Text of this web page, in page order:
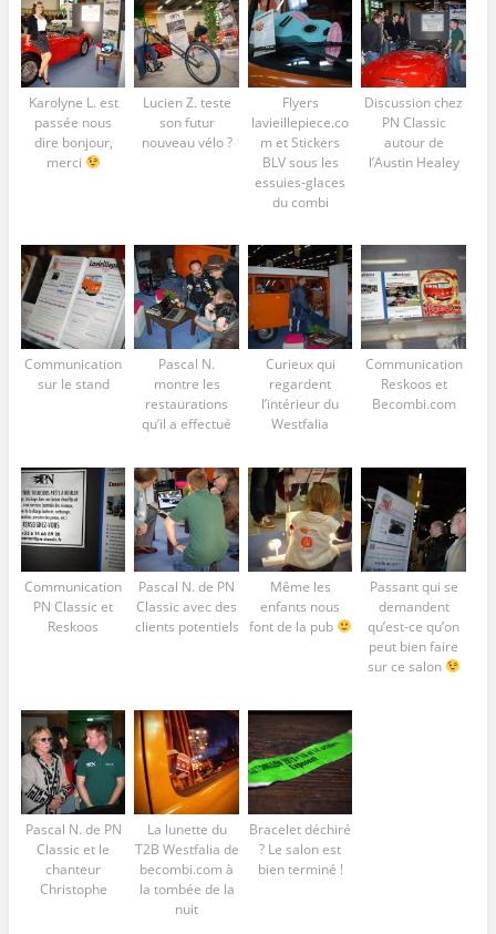
Karolyne L. est
passée nous
dire bonjour,
merci
Lucien Z. teste
son futur
nouveau vélo ?
Flyers
lavieillepiece.co
m et Stickers
BLV sous les
essuies-glaces
du combi
Discussion chez
PN Classic
autour de
l’Austin Healey
Communication
sur le stand
Pascal N.
montre les
restaurations
qu’il a effectué
Curieux qui
regardent
l’intérieur du
Westfalia
Communication
Reskoos et
Becombi.com
Communication
PN Classic et
Reskoos
Pascal N. de PN
Classic avec des
clients potentiels
Même les
enfants nous
font de la pub
Passant qui se
demandent
qu’est-ce qu’on
peut bien faire
sur ce salon
Pascal N. de PN
Classic et le
chanteur
Christophe
La lunette du
T2B Westfalia de
becombi.com à
la tombée de la
nuit
Bracelet déchiré
? Le salon est
bien terminé !